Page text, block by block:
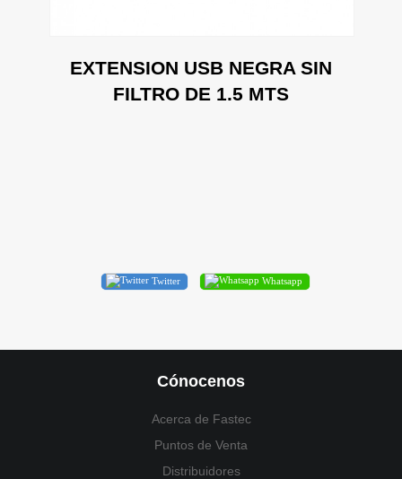
EXTENSION USB NEGRA SIN
FILTRO DE 1.5 MTS
Twitter Whatsapp
Cónocenos
Acerca de Fastec
Puntos de Venta
Distribuidores